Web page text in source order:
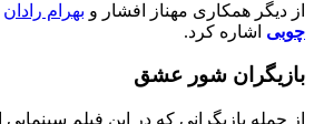
از دیگر همکاری مهناز افشار و بهرام رادان
چوبی اشاره کرد.
بازیگران شور عشق
از جمله بازیگرانی که در این فیلم